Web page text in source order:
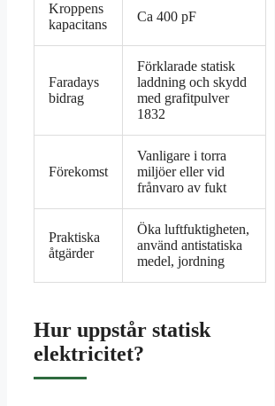
Kroppens
kapacitans
Ca 400 pF
Faradays
bidrag
Förklarade statisk
laddning och skydd
med grafitpulver
1832
Förekomst
Vanligare i torra
miljöer eller vid
frånvaro av fukt
Praktiska
åtgärder
Öka luftfuktigheten,
använd antistatiska
medel, jordning
Hur uppstår statisk
elektricitet?